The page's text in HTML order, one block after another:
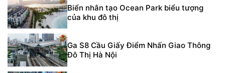
Biển nhân tạo Ocean Park biểu tượng
của khu đô thị
Ga S8 Cầu Giấy Điểm Nhấn Giao Thông
Đô Thị Hà Nội